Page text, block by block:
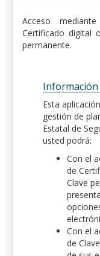
Acceso
Certificado digital
permanente.
Información
Esta
gestión de
Estatal de
usted podrá:
Con el
de
Clave
Con el
de